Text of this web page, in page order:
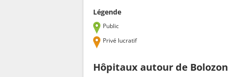
Légende
Public
Privé lucratif
Hôpitaux autour de Bolozon